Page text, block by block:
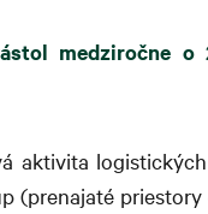
medziročne o
aktivita
(prenajaté